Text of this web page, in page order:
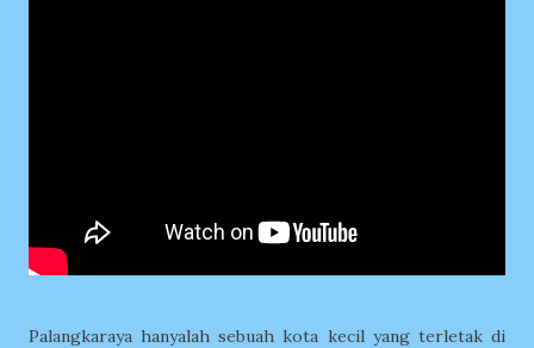
Palangkaraya hanyalah sebuah kota kecil yang terletak di